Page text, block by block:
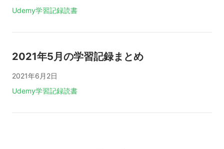
タグ:
Udemy学習記録読書
2021年5月の学習記録まとめ
2021年6月2日
タグ:
Udemy学習記録読書